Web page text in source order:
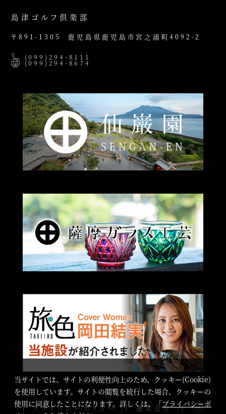
当サイトでは、サイトの利便性向上のため、クッキー(Cookie)
を使用しています。サイトの閲覧を続行した場合、クッキーの
使用に同意したことになります。詳しくは、「プライバシーポ
島津ゴルフ倶楽部
〒891-1305 鹿児島県鹿児島市宮之浦町4092-2
(099)294-8111
(099)294-8674
プライバシーポリシー 運営会社